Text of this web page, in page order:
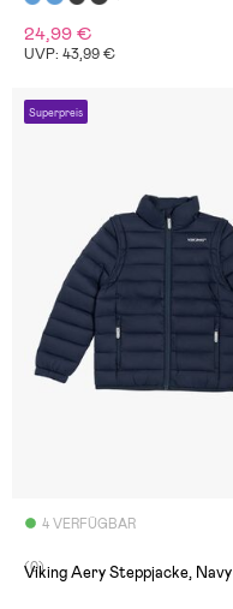
24,99 €
UVP: 43,99 €
Superpreis
4 VERFÜGBAR
(0)
Viking Aery Steppjacke, Navy